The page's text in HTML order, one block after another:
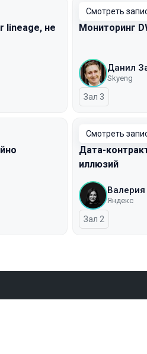
lineage, не
Смотреть
Мониторинг
Данил
Skyeng
Зал 3
Смотреть
Дата-
иллюзий
Валерия
Яндекс
Зал 2